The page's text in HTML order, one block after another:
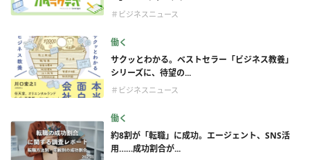
＃ビジネスニュース
働く
サクッとわかる。ベストセラー「ビジネス教養」
シリーズに、待望の...
＃ビジネスニュース
働く
約8割が「転職」に成功。エージェント、SNS活
用……成功割合が...